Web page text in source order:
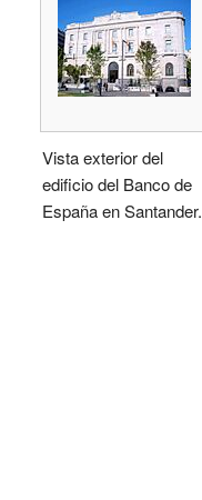
Vista exterior del
edificio del Banco de
España en Santander.